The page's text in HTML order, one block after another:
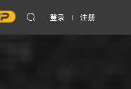
登录 注册